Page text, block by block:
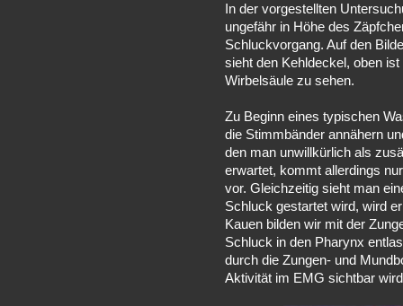
In der vorgestellten
ungefähr in Höhe des
Schluckvorgang. Auf den
sieht den Kehldeckel, oben
Wirbelsäule zu sehen.
Zu Beginn eines typischen
die Stimmbänder annähern
den man unwillkürlich als
erwartet, kommt allerdings
vor. Gleichzeitig sieht man
Schluck gestartet wird, wird
Kauen bilden wir mit der
Schluck in den Pharynx
durch die Zungen- und
Aktivität im EMG sichtbar